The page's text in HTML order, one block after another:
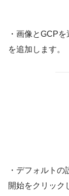
・画像とGCP
を追加します。
・デフォルト
開始をクリック